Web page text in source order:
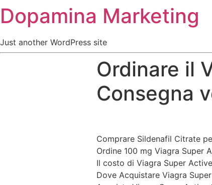
Dopamina Marketing
Just another WordPress site
Ordinare il
Consegna
Comprare Sildenafil Citrate
Ordine 100 mg Viagra Super
Il costo di Viagra Super
Dove Acquistare Viagra